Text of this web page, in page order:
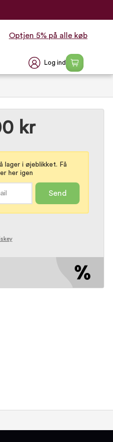
Optjen 5% på alle køb
Log ind
kr
lager i øjeblikket. Få
her igen
Send